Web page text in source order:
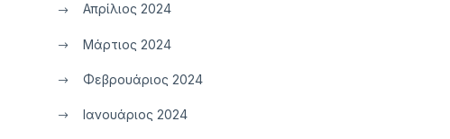
Απρίλιος 2024
Μάρτιος 2024
Φεβρουάριος 2024
Ιανουάριος 2024